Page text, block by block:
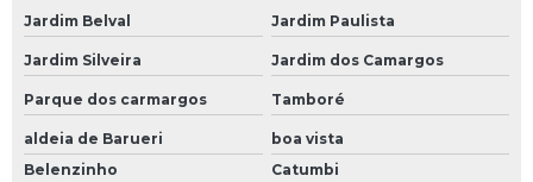
Empresa de Bateria de Caminhão Moura
Empresa de Bateria Moura de Caminhão
Empresa de Bateria Moura para Caminhão
Empresa de Bateria para Caminhão
Jardim Belval Jardim Paulista
Jardim Silveira Jardim dos Camargos
Parque dos carmargos Tamboré
aldeia de Barueri
boa vista
Belenzinho
Catumbi